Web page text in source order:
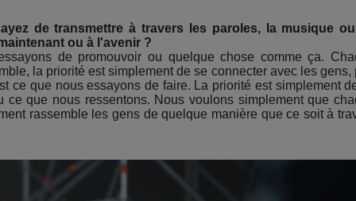
de transmettre à travers les paroles, la musique
ou à l'avenir ?
de promouvoir ou quelque chose comme ça.
la priorité est simplement de se connecter avec les gens,
ce que nous essayons de faire. La priorité est simplement
que nous ressentons. Nous voulons simplement que
rassemble les gens de quelque manière que ce soit à